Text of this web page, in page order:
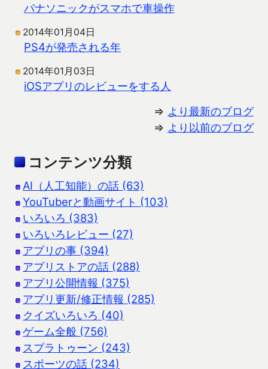
パナソニックがスマホで車操作
2014年01月04日
PS4が発売される年
2014年01月03日
iOSアプリのレビューをする人
⇒ より最新のブログ
⇒ より以前のブログ
コンテンツ分類
AI（人工知能）の話 (63)
YouTuberと動画サイト (103)
いろいろ (383)
いろいろレビュー (27)
アプリの事 (394)
アプリストアの話 (288)
アプリ公開情報 (375)
アプリ更新/修正情報 (285)
クイズいろいろ (40)
ゲーム全般 (756)
スプラトゥーン (243)
スポーツの話 (234)